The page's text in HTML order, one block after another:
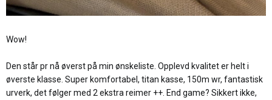
Wow!
Den står pr nå øverst på min ønskeliste. Opplevd kvalitet er helt i
øverste klasse. Super komfortabel, titan kasse, 150m wr, fantastisk
urverk, det følger med 2 ekstra reimer ++. End game? Sikkert ikke,